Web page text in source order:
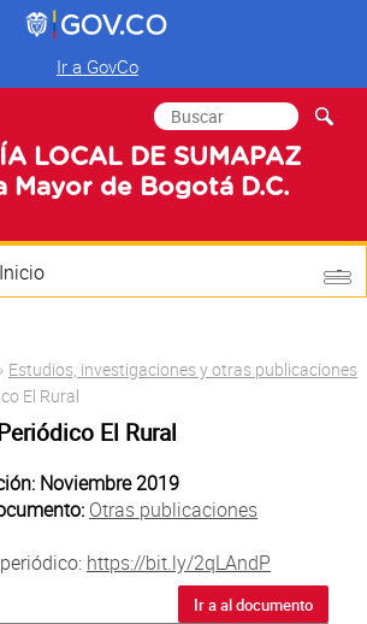
Ir a GovCo
LOCAL DE SUMAPAZ
Mayor de Bogotá D.C.
Formulario de
búsqueda
Buscar
Inicio
Transparencia
Mi Localidad
aquí
Estudios, investigaciones y otras publicaciones
El Rural
El Rural
Noviembre 2019
Otras publicaciones
https://bit.ly/2qLAndP
Ir a al documento